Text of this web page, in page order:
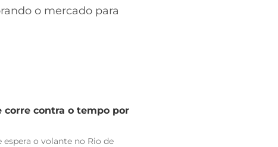
o mercado para
corre contra o tempo por
o volante no Rio de